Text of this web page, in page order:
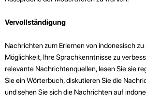
Vervollständigung
Nachrichten zum Erlernen von indonesisch
Möglichkeit, Ihre Sprachkenntnisse zu
relevante Nachrichtenquellen, lesen Sie sie
Sie ein Wörterbuch, diskutieren Sie die
und sehen Sie sich die Nachrichten auf